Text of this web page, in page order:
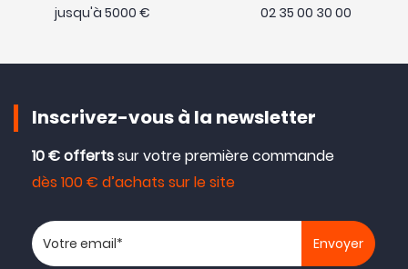
jusqu'à 5000 € 02 35 00 30 00
Inscrivez-vous à la newsletter
10 € offertssur votre première commande
dès 100 € d’achats sur le site
Votre adresse email